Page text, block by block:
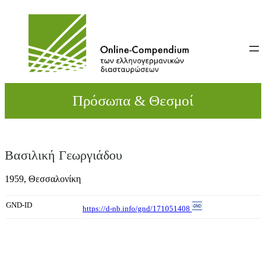
Πρόσωπα & Θεσμοί
Βασιλική Γεωργιάδου
1959, Θεσσαλονίκη
GND-ID https://d-nb.info/gnd/171051408